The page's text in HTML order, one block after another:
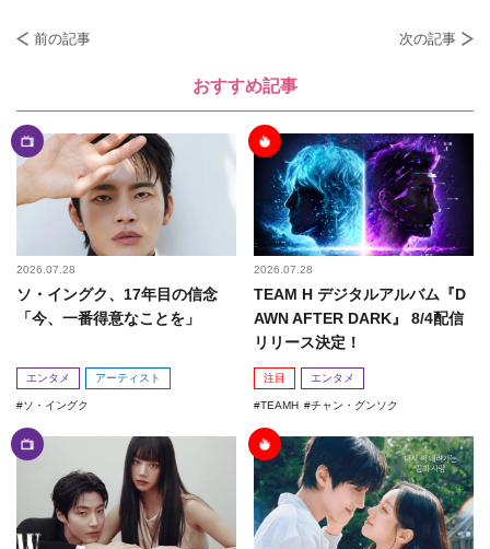
前の記事 次の記事
おすすめ記事
2026.07.28
ソ・イングク、17年目の信念
「今、一番得意なことを」
エンタメ アーティスト
ソ・イングク
2026.07.28
TEAM H デジタルアルバム『D
AWN AFTER DARK』 8/4配信
リリース決定！
注目 エンタメ
TEAMH チャン・グンソク